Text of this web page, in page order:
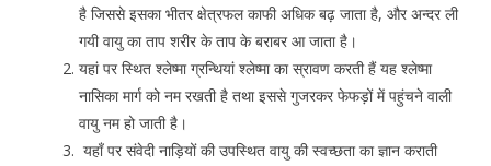
है जिससे इसका भीतर क्षेत्रफल काफी अधिक बढ़ जाता है, और अन्दर ली
गयी वायु का ताप शरीर के ताप के बराबर आ जाता है।
यहां पर स्थित श्लेष्मा ग्रन्थियां श्लेष्मा का स्रावण करती हैं यह श्लेष्मा
नासिका मार्ग को नम रखती है तथा इससे गुजरकर फेफड़ों में पहुंचने वाली
वायु नम हो जाती है।
यहाँ पर संवेदी नाड़ियों की उपस्थित वायु की स्वच्छता का ज्ञान कराती